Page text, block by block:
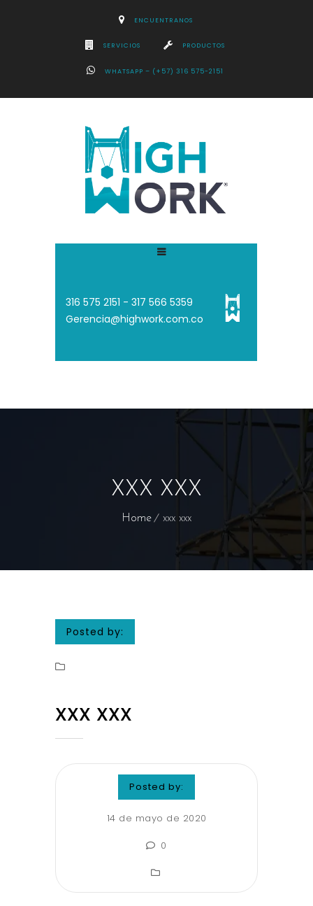
ENCUENTRANOS
SERVICIOS PRODUCTOS
WHATSAPP – (+57) 316 575-2151
316 575 2151 - 317 566 5359
Gerencia@highwork.com.co
XXX XXX
Home xxx xxx
Posted by:
XXX XXX
Posted by:
14 de mayo de 2020
0